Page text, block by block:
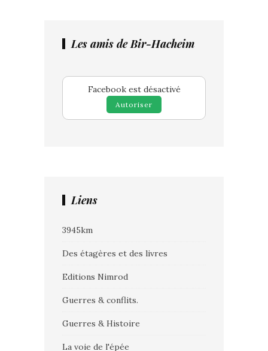
Les amis de Bir-Hacheim
Facebook est désactivé
Autoriser
Liens
3945km
Des étagères et des livres
Editions Nimrod
Guerres & conflits.
Guerres & Histoire
La voie de l'épée